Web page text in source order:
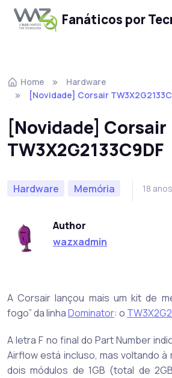
Fanáticos por
Home
Hardware
[Novidade] Corsair
[Novidade] Corsair
TW3X2G2133C9DF
Hardware Memória 18
Author
wazxadmin
A Corsair lançou mais um kit de
fogo” da linhaDominator: o
A letra F no final do Part Number
Airflow está incluso, mas voltando à
dois módulos de 1GB (total de